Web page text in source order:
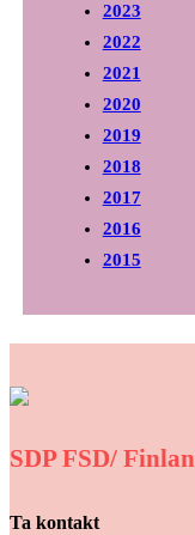
2023
2022
2021
2020
2019
2018
2017
2016
2015
SDP FSD/
Ta kontakt